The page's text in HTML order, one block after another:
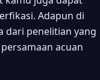
Adapun di
dari penelitian yang
acuan